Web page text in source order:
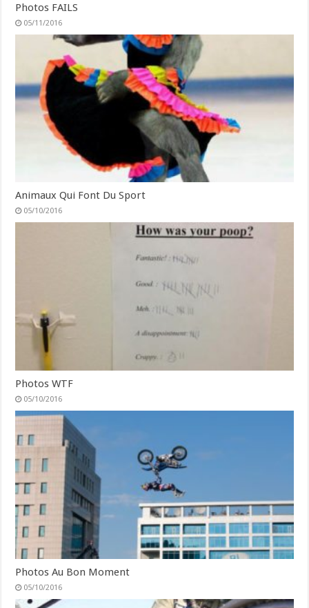
Photos FAILS
05/11/2016
Animaux Qui Font Du Sport
05/10/2016
Photos WTF
05/10/2016
Photos Au Bon Moment
05/10/2016